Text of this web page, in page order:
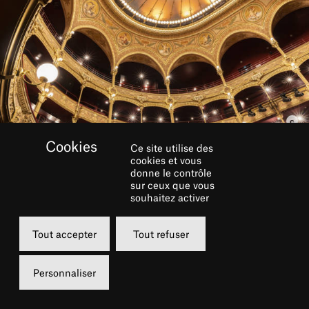
INFOS PRATIQUES
Durée
Ce site utilise des
cookies et vous
donne le contrôle
sur ceux que vous
souhaitez activer
Tout accepter Tout refuser
Personnaliser